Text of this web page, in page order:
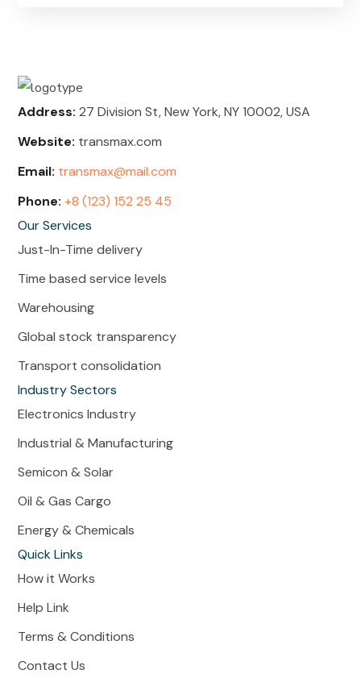
Address: 27 Division St, New York, NY 10002, USA
Website: transmax.com
Email: transmax@mail.com
Phone: +8 (123) 152 25 45
Our Services
Just-In-Time delivery
Time based service levels
Warehousing
Global stock transparency
Transport consolidation
Industry Sectors
Electronics Industry
Industrial & Manufacturing
Semicon & Solar
Oil & Gas Cargo
Energy & Chemicals
Quick Links
How it Works
Help Link
Terms & Conditions
Contact Us